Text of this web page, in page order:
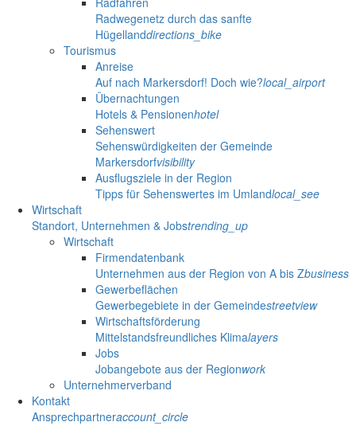
Radwegenetz durch das sanfte
Hügellanddirections_bike
Tourismus
Anreise
Auf nach Markersdorf! Doch wie?local_airport
Übernachtungen
Hotels & Pensionenhotel
Sehenswert
Sehenswürdigkeiten der Gemeinde
Markersdorfvisibility
Ausflugsziele in der Region
Tipps für Sehenswertes im Umlandlocal_see
Wirtschaft
Standort, Unternehmen & Jobstrending_up
Wirtschaft
Firmendatenbank
Unternehmen aus der Region von A bis Zbusiness
Gewerbeflächen
Gewerbegebiete in der Gemeindestreetview
Wirtschaftsförderung
Mittelstandsfreundliches Klimalayers
Jobs
Jobangebote aus der Regionwork
Unternehmerverband
Kontakt
Ansprechpartneraccount_circle